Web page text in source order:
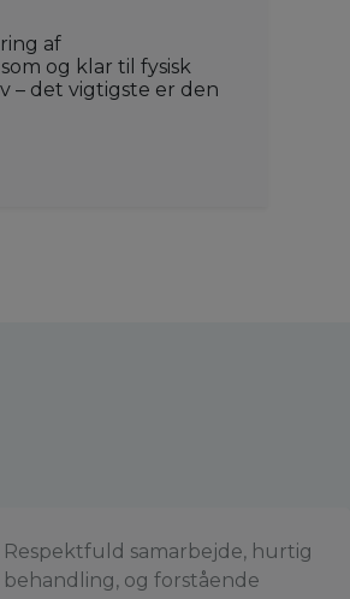
af
og klar til fysisk
– det vigtigste er den
Respektfuld samarbejde, hurtig
behandling, og forstående